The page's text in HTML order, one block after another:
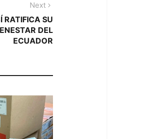
Next
RATIFICA SU
DEL
ECUADOR